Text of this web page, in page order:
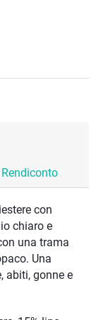
Rendiconto
con
chiaro e
una trama
Una
abiti, gonne e